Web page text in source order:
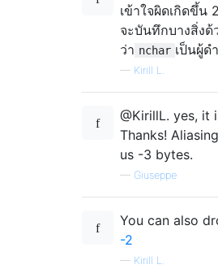
เข้าใจผิดเกิดขึ้น
จะบันทึกบางสิ่งด้
ว่า nchar เป็นผู้ด
— Kirill L.
@KirillL. yes, it
Thanks! Aliasing
us -3 bytes.
— Giuseppe
You can also
-2
— Kirill L.